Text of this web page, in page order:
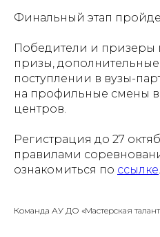
Финальный этап
Победители и призеры
призы,
поступлении в вузы-
на профильные смены
центров.
Регистрация до 27
правилами
ознакомиться по ссылке
Команда АУ ДО «Мастерская